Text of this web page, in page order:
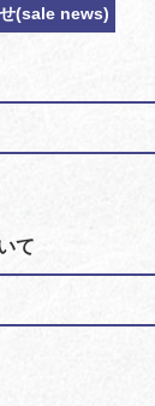
(sale news)
て